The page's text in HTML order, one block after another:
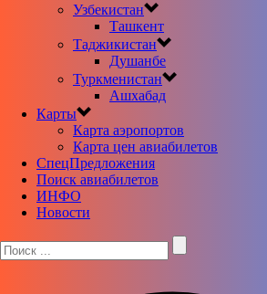
Узбекистан
Ташкент
Таджикистан
Душанбе
Туркменистан
Ашхабад
Карты
Карта аэропортов
Карта цен авиабилетов
CпецПредложения
Поиск авиабилетов
ИНФО
Новости